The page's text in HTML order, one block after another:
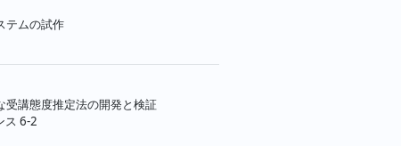
テムの試作
受講態度推定法の開発と検証
ス 6-2